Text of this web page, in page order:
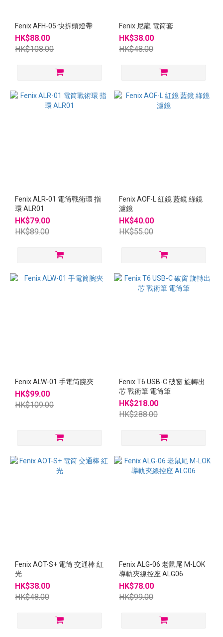
Fenix AFH-05 快拆頭燈帶
HK$88.00
HK$108.00
Fenix 尼龍 電筒套
HK$38.00
HK$48.00
Fenix ALR-01 電筒戰術環 指
環 ALR01
HK$79.00
HK$89.00
Fenix AOF-L 紅鏡 藍鏡 綠鏡
濾鏡
HK$40.00
HK$55.00
Fenix ALW-01 手電筒腕夾
HK$99.00
HK$109.00
Fenix T6 USB-C 破窗 旋轉出
芯 戰術筆 電筒筆
HK$218.00
HK$288.00
Fenix AOT-S+ 電筒 交通棒 紅
光
HK$38.00
HK$48.00
Fenix ALG-06 老鼠尾 M-LOK
導軌夾線控座 ALG06
HK$78.00
HK$99.00